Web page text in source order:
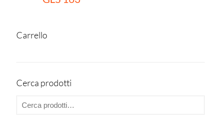
Carrello
Cerca prodotti